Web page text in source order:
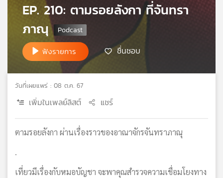
แผนที่
ข่าย
EP. 210: ตามรอยลังกา ที่จันทรา
ภาณุ
ฟังรายการ ชื่นชอบ
วันที่เผยแพร่ : 08 ต.ค. 67
เพิ่มในเพลย์ลิสต์ แชร์
ตามรอยลังกา ผ่านเรื่องราวของอาณาจักรจันทราภาณุ
.
เที่ยวมีเรื่องกับหมอบัญชา จะพาคุณสำรวจความเชื่อมโยงทาง